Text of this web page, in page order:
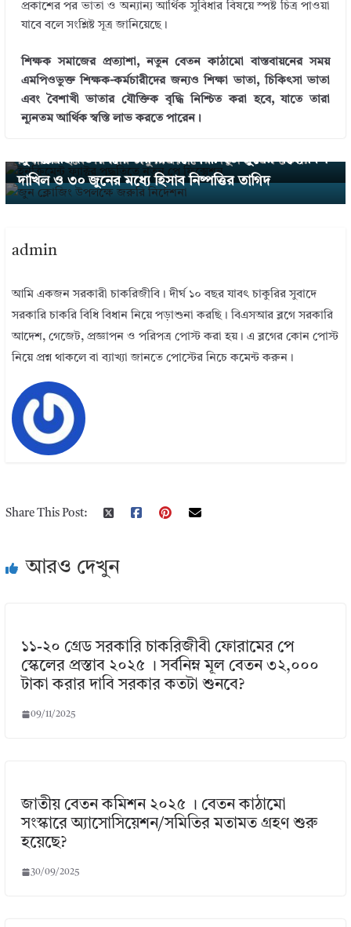
প্রকাশের পর ভাতা ও অন্যান্য আর্থিক সুবিধার বিষয়ে স্পষ্ট চিত্র পাওয়া
যাবে বলে সংশ্লিষ্ট সূত্র জানিয়েছে।
শিক্ষক সমাজের প্রত্যাশা, নতুন বেতন কাঠামো বাস্তবায়নের সময়
এমপিওভুক্ত শিক্ষক-কর্মচারীদের জন্যও শিক্ষা ভাতা, চিকিৎসা ভাতা
এবং বৈশাখী ভাতার যৌক্তিক বৃদ্ধি নিশ্চিত করা হবে, যাতে তারা
ন্যূনতম আর্থিক স্বস্তি লাভ করতে পারেন।
← Previous
নির্ধারিত হবে সরকারি চাকুরিজীবীদের নতুন বেতন স্কেল?
জুন ক্লোজিং উপলক্ষে জরুরি নির্দেশনা: ২৩ জুনের মধ্যে বিল
দাখিল ও ৩০ জুনের মধ্যে হিসাব নিষ্পত্তির তাগিদ
admin
আমি একজন সরকারী চাকরিজীবি। দীর্ঘ ১০ বছর যাবৎ চাকুরির সুবাদে
সরকারি চাকরি বিধি বিধান নিয়ে পড়াশুনা করছি। বিএসআর ব্লগে সরকারি
আদেশ, গেজেট, প্রজ্ঞাপন ও পরিপত্র পোস্ট করা হয়। এ ব্লগের কোন পোস্ট
নিয়ে প্রশ্ন থাকলে বা ব্যাখ্যা জানতে পোস্টের নিচে কমেন্ট করুন।
Share This Post:
আরও দেখুন
১১-২০ গ্রেড সরকারি চাকরিজীবী ফোরামের পে
স্কেলের প্রস্তাব ২০২৫ । সর্বনিম্ন মূল বেতন ৩২,০০০
টাকা করার দাবি সরকার কতটা শুনবে?
09/11/2025
জাতীয় বেতন কমিশন ২০২৫ । বেতন কাঠামো
সংস্কারে অ্যাসোসিয়েশন/সমিতির মতামত গ্রহণ শুরু
হয়েছে?
30/09/2025